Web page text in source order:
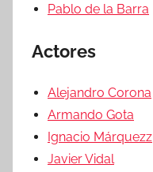
Pablo de la Barra
Actores
Alejandro Corona
Armando Gota
Ignacio Márquezz
Javier Vidal